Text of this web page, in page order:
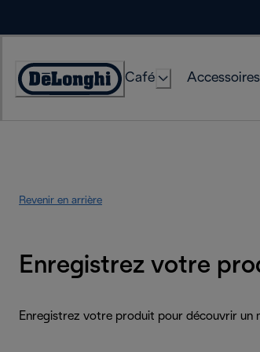
Déclaration
Café
Revenir en arrière
Enregistrez votre
Enregistrez votre produit pour découvrir un